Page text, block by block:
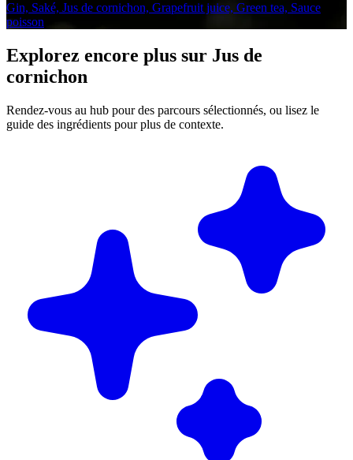
Gin, Saké, Jus de cornichon, Grapefruit juice, Green tea, Sauce
poisson
Explorez encore plus sur Jus de
cornichon
Rendez-vous au hub pour des parcours sélectionnés, ou lisez le
guide des ingrédients pour plus de contexte.